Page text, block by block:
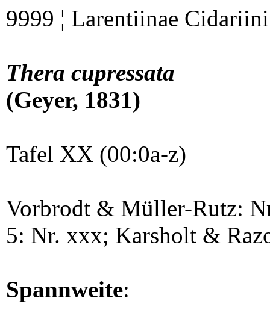
9999 ¦ Larentiinae Cidariini
Thera cupressata
(Geyer, 1831)
Tafel XX (00:0a-z)
Vorbrodt & Müller-Rutz:
5: Nr. xxx; Karsholt &
Spannweite: